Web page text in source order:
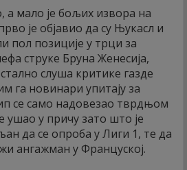
мало је бољих извора на
је објавио да су Њукасл и
пол позиције у трци за
струке Бруна Женесија,
слуша критике газде
га новинари упитају за
се само надовезао тврдњом
ушао у причу зато што је
да се опроба у Лиги 1, те да
ангажман у Француској.